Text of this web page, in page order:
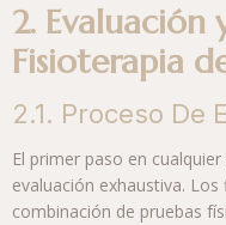
2.
Fisioterapia
2.1. Proceso De
El primer paso en
evaluación exhaustiva.
combinación de pruebas